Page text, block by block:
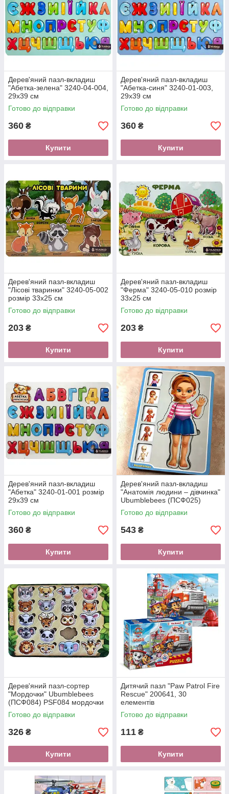
Дерев'яний пазл-вкладиш
"Абетка-зелена" 3240-04-004,
29х39 см
Готово до відправки
360 ₴
Купити
Дерев'яний пазл-вкладиш
"Абетка-синя" 3240-01-003,
29х39 см
Готово до відправки
360 ₴
Купити
Дерев'яний пазл-вкладиш
"Лісові тваринки" 3240-05-002
розмір 33х25 см
Готово до відправки
203 ₴
Купити
Дерев'яний пазл-вкладиш
"Ферма" 3240-05-010 розмір
33х25 см
Готово до відправки
203 ₴
Купити
Дерев'яний пазл-вкладиш
"Абетка" 3240-01-001 розмір
29х39 см
Готово до відправки
360 ₴
Купити
Дерев'яний пазл-вкладиш
"Анатомія людини – дівчинка"
Ubumblebees (ПСФ025)
PSF025 будова тіла
Готово до відправки
543 ₴
Купити
Дерев'яний пазл-сортер
"Мордочки" Ubumblebees
(ПСФ084) PSF084 мордочки
тварин
Готово до відправки
326 ₴
Купити
Дитячий пазл "Paw Patrol Fire
Rescue" 200641, 30
елементів
Готово до відправки
111 ₴
Купити